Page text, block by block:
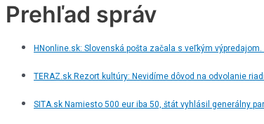
Prehľad správ
HNonline.sk: Slovenská pošta začala s veľkým
TERAZ.sk Rezort kultúry: Nevidíme dôvod na odvolanie
SITA.sk Namiesto 500 eur iba 50, štát vyhlásil generálny